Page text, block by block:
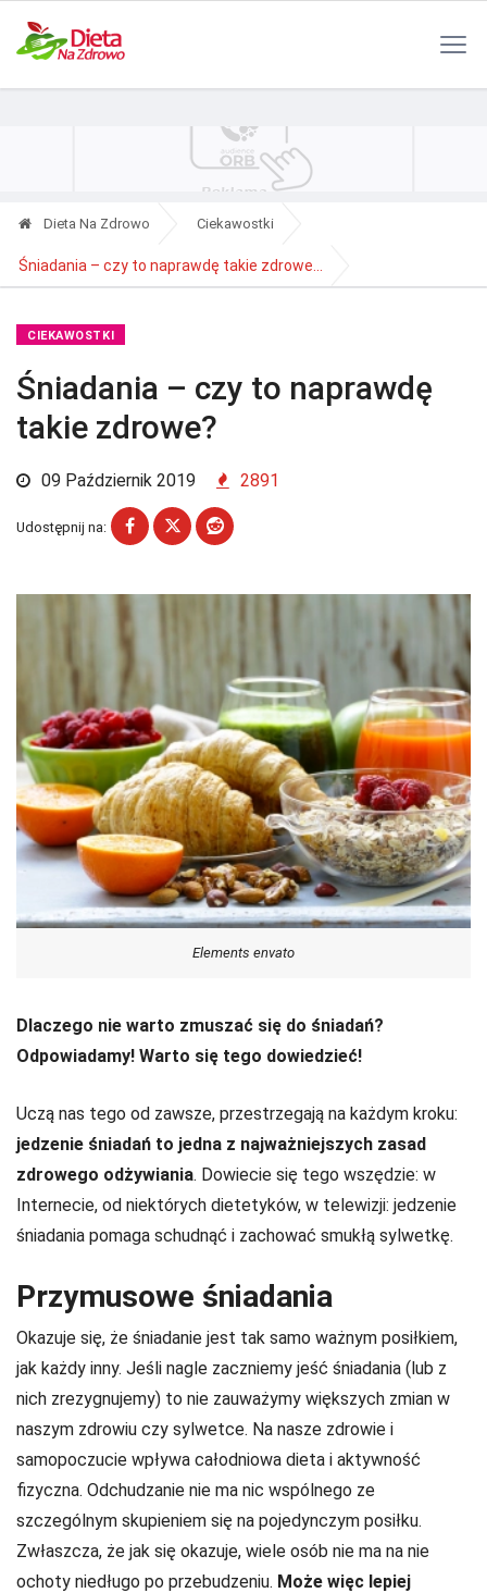
Dieta Na Zdrowo Ciekawostki
Śniadania – czy to naprawdę takie zdrowe...
CIEKAWOSTKI
Śniadania – czy to naprawdę
takie zdrowe?
09 Październik 2019 2891
Udostępnij na:
Elements envato
Dlaczego nie warto zmuszać się do śniadań?
Odpowiadamy! Warto się tego dowiedzieć!
Uczą nas tego od zawsze, przestrzegają na każdym kroku:
jedzenie śniadań to jedna z najważniejszych zasad
zdrowego odżywiania. Dowiecie się tego wszędzie: w
Internecie, od niektórych dietetyków, w telewizji: jedzenie
śniadania pomaga schudnąć i zachować smukłą sylwetkę.
Przymusowe śniadania
Okazuje się, że śniadanie jest tak samo ważnym posiłkiem,
jak każdy inny. Jeśli nagle zaczniemy jeść śniadania (lub z
nich zrezygnujemy) to nie zauważymy większych zmian w
naszym zdrowiu czy sylwetce. Na nasze zdrowie i
samopoczucie wpływa całodniowa dieta i aktywność
fizyczna. Odchudzanie nie ma nic wspólnego ze
szczególnym skupieniem się na pojedynczym posiłku.
Zwłaszcza, że jak się okazuje, wiele osób nie ma na nie
ochoty niedługo po przebudzeniu. Może więc lepiej